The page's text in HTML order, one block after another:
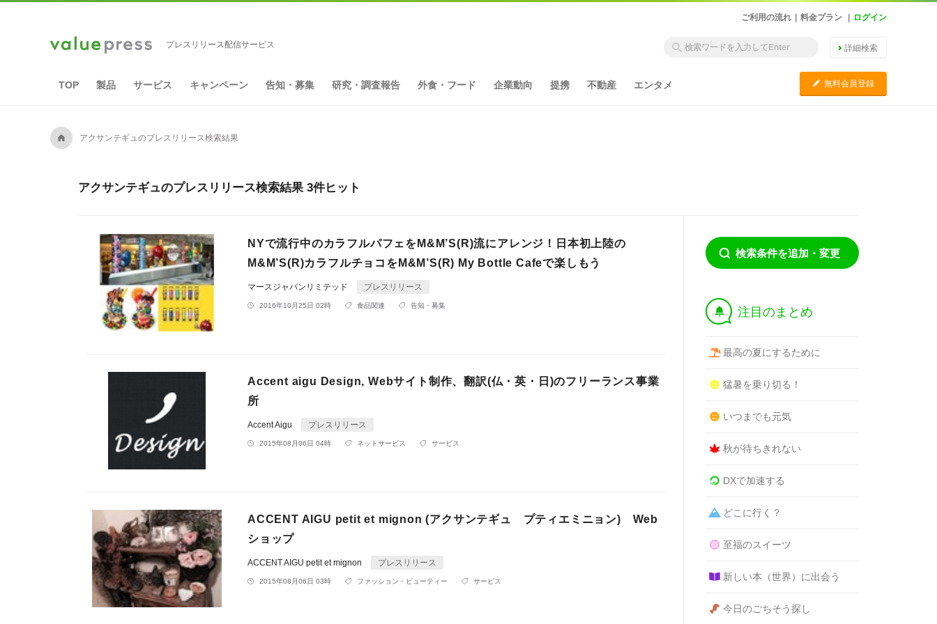
ご利用の流れ 料金プラン ログイン
プレスリリース配信サービス 詳細検索
TOP 製品 サービス キャンペーン 告知・募集 研究・調査報告 外食・フード 企業動向 提携 不動産 エンタメ C 無料会員登録
A アクサンテギュのプレスリリース検索結果
アクサンテギュのプレスリリース検索結果 3件ヒット
NYで流行中のカラフルパフェをM&M’S(R)流にアレンジ！日本初上陸の
M&M’S(R)カラフルチョコをM&M’S(R) My Bottle Cafeで楽しもう
マースジャパンリミテッド プレスリリース
2016年10月25日 02時 食品関連 告知・募集
Accent aigu Design, Webサイト制作、翻訳(仏・英・日)のフリーランス事業
所
Accent Aigu プレスリリース
2015年08月06日 04時 ネットサービス サービス
ACCENT AIGU petit et mignon (アクサンテギュ プティエミニョン) Web
ショップ
ACCENT AIGU petit et mignon プレスリリース
2015年08月06日 03時 ファッション・ビューティー サービス
検索条件を追加・変更
† 注目のまとめ
最高の夏にするために
猛暑を乗り切る！
いつまでも元気
秋が待ちきれない
DXで加速する
どこに行く？
至福のスイーツ
新しい本（世界）に出会う
今日のごちそう探し